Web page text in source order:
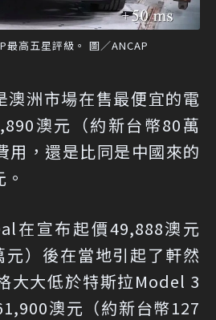
高五星評級。 圖／ANCAP
洲市場在售最便宜的電
澳元（約新台幣80萬
用，還是比同是中國來的
在宣布起價49,888澳元
元）後在當地引起了軒然
大大低於特斯拉Model 3
澳元（約新台幣127